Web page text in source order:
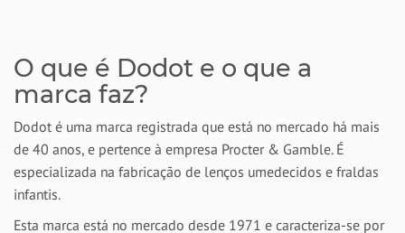
O que é Dodot e o que a
marca faz?
Dodot é uma marca registrada que está no mercado há mais
de 40 anos, e pertence à empresa Procter & Gamble. É
especializada na fabricação de lenços umedecidos e fraldas
infantis.
Esta marca está no mercado desde 1971 e caracteriza-se por